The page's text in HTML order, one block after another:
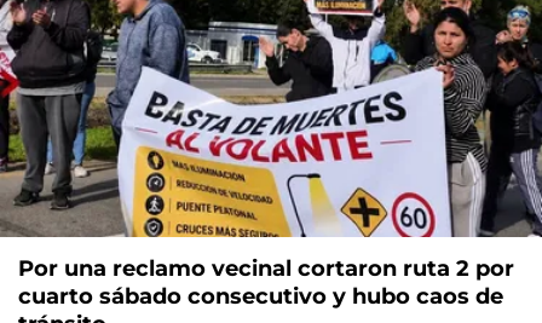
Por una reclamo vecinal cortaron ruta 2 por
cuarto sábado consecutivo y hubo caos de